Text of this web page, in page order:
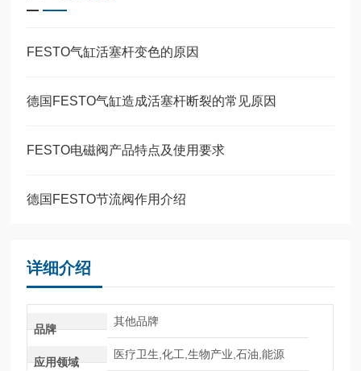
FESTO气缸活塞杆变色的原因
德国FESTO气缸造成活塞杆断裂的常见原因
FESTO电磁阀产品特点及使用要求
德国FESTO节流阀作用介绍
详细介绍
品牌
其他品牌
应用领域
医疗卫生,化工,生物产业,石油,能源